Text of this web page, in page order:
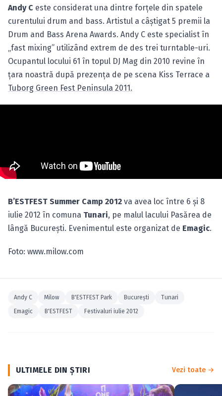
Andy C este considerat una dintre forţele din spatele
curentului drum and bass. Artistul a câştigat 5 premii la
Drum and Bass Arena Awards. Andy C este specialist în
„fast mixing” utilizând extrem de des trei turntable-uri.
Ocupantul locului 61 în topul DJ Mag din 2010 revine în
ţara noastră după prezenţa de pe scena Kiss Terrace a
Tuborg Green Fest Peninsula 2011.
B’ESTFEST Summer Camp 2012 va avea loc între 6 şi 8
iulie 2012 în comuna Tunari, pe malul lacului Pasărea de
lângă Bucureşti. Evenimentul este organizat de Emagic.
Foto: www.milow.com
Andy C Milow B'ESTFEST Park Bucureşti
Tunari
Emagic
B'ESTFEST Festivaluri iulie 2012
ULTIMELE DIN ŞTIRI Vezi toate →